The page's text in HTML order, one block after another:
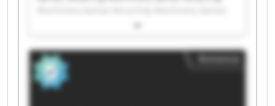
Recycling Machinery Aymas Recycling Machinery
Machinery Aymas Recycling Machinery Aymas
Recycling Machinery Aymas Recycling Machinery
Aymas Recycling Machinery Aymas Recycling
Machinery Aymas Recycling Machinery Aymas